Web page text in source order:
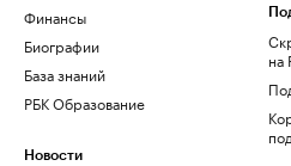
Финансы
Биографии
База знаний
РБК Образование
Новости
на